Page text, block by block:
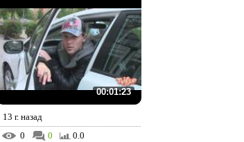
00:01:23
13 г. назад
0
0 0.0